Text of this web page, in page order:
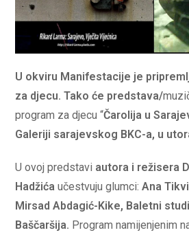
U okviru Manifestacije je
za djecu. Tako će predstava/
program za djecu “Čarolija u
Galeriji sarajevskog BKC-a, u
U ovoj predstavi autora i režisera
Hadžića učestvuju glumci:Ana
Mirsad Abdagić-Kike, Baletni
Baščaršija. Program namijenjenim